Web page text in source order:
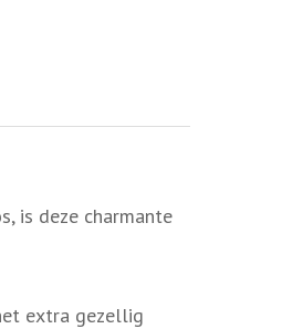
is deze charmante
extra gezellig